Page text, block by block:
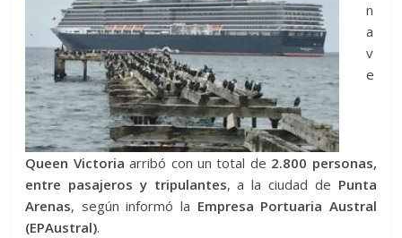
n
a
v
e
Queen Victoria arribó con un total de 2.800 personas,
entre pasajeros y tripulantes, a la ciudad de Punta
Arenas, según informó la Empresa Portuaria Austral
(EPAustral).